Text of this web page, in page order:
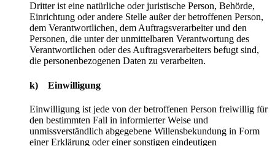
Dritter ist eine natürliche oder juristische Person, Behörde,
Einrichtung oder andere Stelle außer der betroffenen Person,
dem Verantwortlichen, dem Auftragsverarbeiter und den
Personen, die unter der unmittelbaren Verantwortung des
Verantwortlichen oder des Auftragsverarbeiters befugt sind,
die personenbezogenen Daten zu verarbeiten.
k) Einwilligung
Einwilligung ist jede von der betroffenen Person freiwillig für
den bestimmten Fall in informierter Weise und
unmissverständlich abgegebene Willensbekundung in Form
einer Erklärung oder einer sonstigen eindeutigen